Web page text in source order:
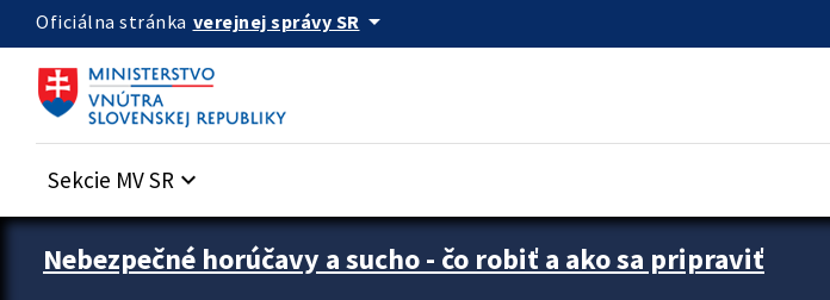
Preskocit na hlavný obsah
Oficiálna stránka verejnej správy SR arrow_drop_down
Sekcie MV SR keyboard_arrow_down
Zastavit automatický posun upútavok
Nebezpečné horúčavy a sucho - čo robiť a ako sa pripraviť